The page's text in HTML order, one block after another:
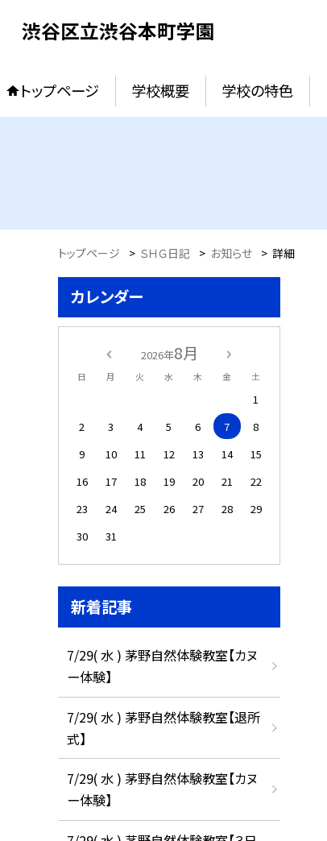
渋谷区立渋谷本町学園
トップページ 学校概要 学校の特色
トップページ > ＳＨＧ日記 > お知らせ > 詳細
カレンダー
2026年8月
日 月 火 水 木 金 土
1
2
3 4 5 6 7
8
9
10 11 12 13 14
15
16
17 18 19 20 21
22
23
24 25 26 27 28
29
30
31
新着記事
7/29( 水 ) 茅野自然体験教室【カヌ
ー体験】
7/29( 水 ) 茅野自然体験教室【退所
式】
7/29( 水 ) 茅野自然体験教室【カヌ
ー体験】